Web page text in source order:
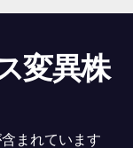
変異株
まれています